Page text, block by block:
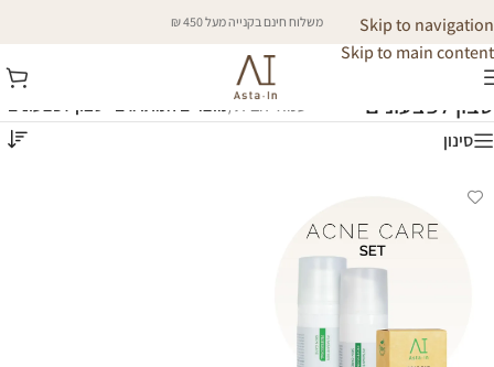
Skip to navigation
Skip to main content
משלוח חינם בקנייה מעל 450 ₪
סבון לפצעונים עמוד הבית/מוצרים המתויגים “סבון לפצעונים”
סינון